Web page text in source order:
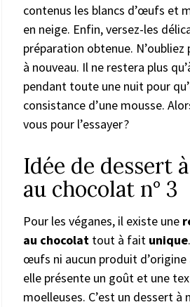
contenus les blancs d’œufs et
en neige. Enfin, versez-les
préparation obtenue. N’oubliez
à nouveau. Il ne restera plus
pendant toute une nuit pour
consistance d’une mousse.
vous pour l’essayer ?
Idée de dessert
au chocolat n° 3
Pour les véganes, il existe une
au chocolat tout à fait unique
œufs ni aucun produit
elle présente un goût et une
moelleuses. C’est un dessert à